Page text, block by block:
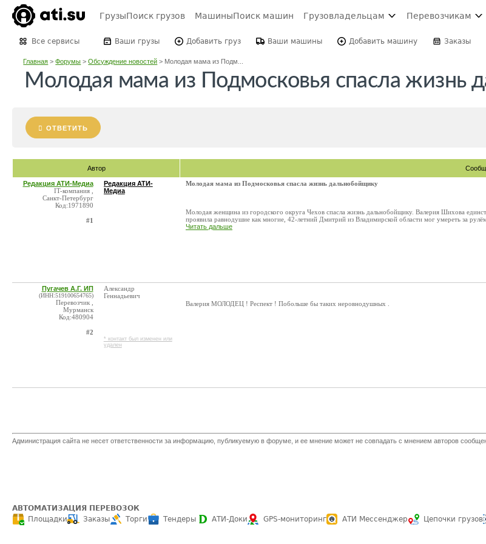
ГрузыПоиск грузов МашиныПоиск машин Грузовладельцам Перевозчикам
Все сервисы Ваши грузы Добавить груз Ваши машины Добавить машину Заказы
Главная >Форумы >Обсуждение новостей > Молодая мама из Подм...
Молодая мама из Подмосковья спасла жизнь
ОТВЕТИТЬ
Автор
Редакция АТИ-Медиа
IT-компания ,
Санкт-Петербург
Код:1971890
#1
Редакция АТИ-
Медиа
Молодая мама из Подмосковья спасла жизнь дальнобойщику
Молодая женщина из городского округа Чехов спасла жизнь дальнобойщику. Валерия Шихова
проявила равнодушие как многие, 42-летний Дмитрий из Владимирской области мог умереть за
Читать дальше
Пугачев А.Г. ИП
(ИНН:519100654765)
Перевозчик ,
Мурманск
Код:480904
#2
Александр
Геннадьевич
* контакт был изменен или
удален
Валерия МОЛОДЕЦ ! Респект ! Побольше бы таких неровнодушных .
Администрация сайта не несет ответственности за информацию, публикуемую в форуме, и ее мнение может не совпадать с мнением авторов
АВТОМАТИЗАЦИЯ ПЕРЕВОЗОК
Площадки
Заказы Торги Тендеры АТИ-Доки GPS-мониторинг АТИ Мессенджер Цепочки грузов